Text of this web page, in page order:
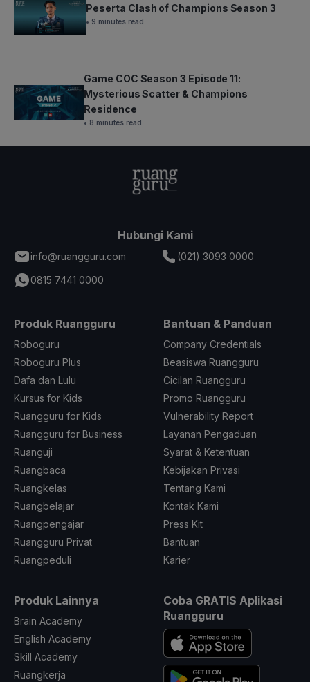
Peserta Clash of Champions Season 3
• 9 minutes read
Game COC Season 3 Episode 11:
Mysterious Scatter & Champions
Residence
• 8 minutes read
Hubungi Kami
info@ruangguru.com
(021) 3093 0000
0815 7441 0000
Produk Ruangguru
Roboguru
Roboguru Plus
Dafa dan Lulu
Kursus for Kids
Ruangguru for Kids
Ruangguru for Business
Ruanguji
Ruangbaca
Ruangkelas
Ruangbelajar
Ruangpengajar
Ruangguru Privat
Ruangpeduli
Bantuan & Panduan
Company Credentials
Beasiswa Ruangguru
Cicilan Ruangguru
Promo Ruangguru
Vulnerability Report
Layanan Pengaduan
Syarat & Ketentuan
Kebijakan Privasi
Tentang Kami
Kontak Kami
Press Kit
Bantuan
Karier
Produk Lainnya
Brain Academy
English Academy
Skill Academy
Ruangkerja
Coba GRATIS Aplikasi
Ruangguru